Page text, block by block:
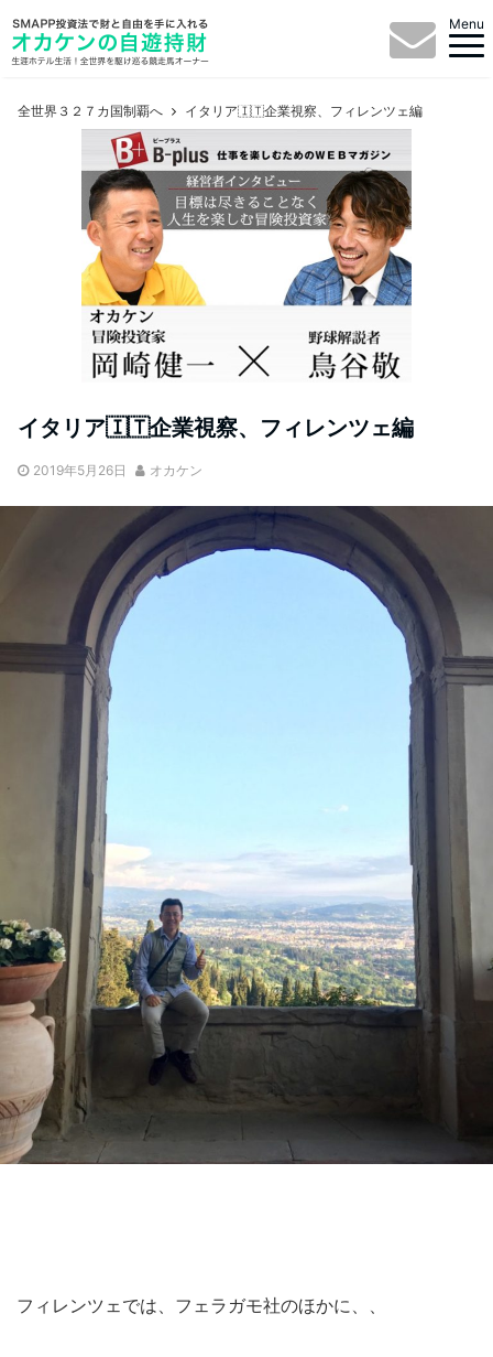
Menu
全世界３２７カ国制覇へ イタリア🇮🇹企業視察、フィレンツェ編
イタリア🇮🇹企業視察、フィレンツェ編
2019年5月26日 オカケン
フィレンツェでは、フェラガモ社のほかに、、